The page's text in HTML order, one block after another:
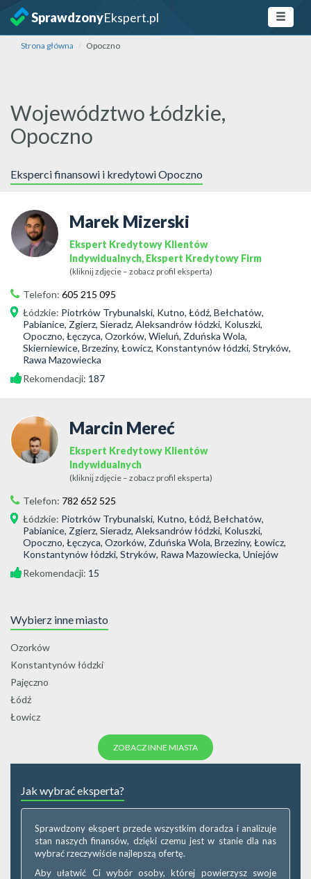
SprawdzonyEkspert.pl
Strona główna Opoczno
Województwo Łódzkie,
Opoczno
Eksperci finansowi i kredytowi Opoczno
Marek Mizerski
Ekspert Kredytowy Klientów
Indywidualnych, Ekspert Kredytowy Firm
(kliknij zdjęcie – zobacz profil eksperta)
Telefon: 605 215 095
Łódzkie: Piotrków Trybunalski, Kutno, Łódź, Bełchatów,
Pabianice, Zgierz, Sieradz, Aleksandrów łódzki, Koluszki,
Opoczno, Łęczyca, Ozorków, Wieluń, Zduńska Wola,
Skierniewice, Brzeziny, Łowicz, Konstantynów łódzki, Stryków,
Rawa Mazowiecka
Rekomendacji: 187
Marcin Mereć
Ekspert Kredytowy Klientów
Indywidualnych
(kliknij zdjęcie – zobacz profil eksperta)
Telefon: 782 652 525
Łódzkie: Piotrków Trybunalski, Kutno, Łódź, Bełchatów,
Pabianice, Zgierz, Sieradz, Aleksandrów łódzki, Koluszki,
Opoczno, Łęczyca, Ozorków, Zduńska Wola, Brzeziny, Łowicz,
Konstantynów łódzki, Stryków, Rawa Mazowiecka, Uniejów
Rekomendacji: 15
Wybierz inne miasto
Ozorków
Konstantynów łódzki
Pajęczno
Łódź
Łowicz
ZOBACZ INNE MIASTA
Jak wybrać eksperta?
Sprawdzony ekspert przede wszystkim doradza i analizuje
stan naszych finansów, dzięki czemu jest w stanie dla nas
wybrać rzeczywiście najlepszą ofertę.
Aby ułatwić Ci wybór osoby, której powierzysz swoje